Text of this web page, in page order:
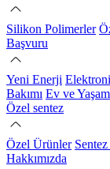
Silikon Polimerler
Başvuru
Yeni Enerji
Bakımı Ev ve Yaşam
Özel sentez
Özel Ürünler
Hakkımızda